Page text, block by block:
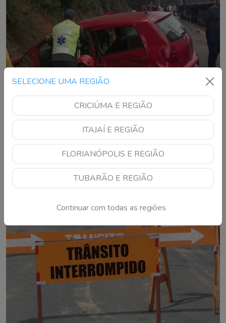
SELECIONE UMA REGIÃO
CRICIÚMA E REGIÃO
ITAJAÍ E REGIÃO
FLORIANÓPOLIS E REGIÃO
TUBARÃO E REGIÃO
Continuar com todas as regiões
Colisão frontal entre carro e carreta deixa
idoso ferido em rodovia de SC
Acidente na SC-435 mobilizou equipes dos bombeiros e a